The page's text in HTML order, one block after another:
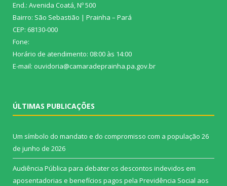
End.: Avenida Coatá, Nº 500
Bairro: São Sebastião | Prainha – Pará
CEP: 68130-000
Fone:
Horário de atendimento: 08:00 às 14:00
E-mail: ouvidoria@camaradeprainha.pa.gov.br
ÚLTIMAS PUBLICAÇÕES
Um símbolo do mandato e do compromisso com a população 26
de junho de 2026
Audiência Pública para debater os descontos indevidos em
aposentadorias e benefícios pagos pela Previdência Social aos